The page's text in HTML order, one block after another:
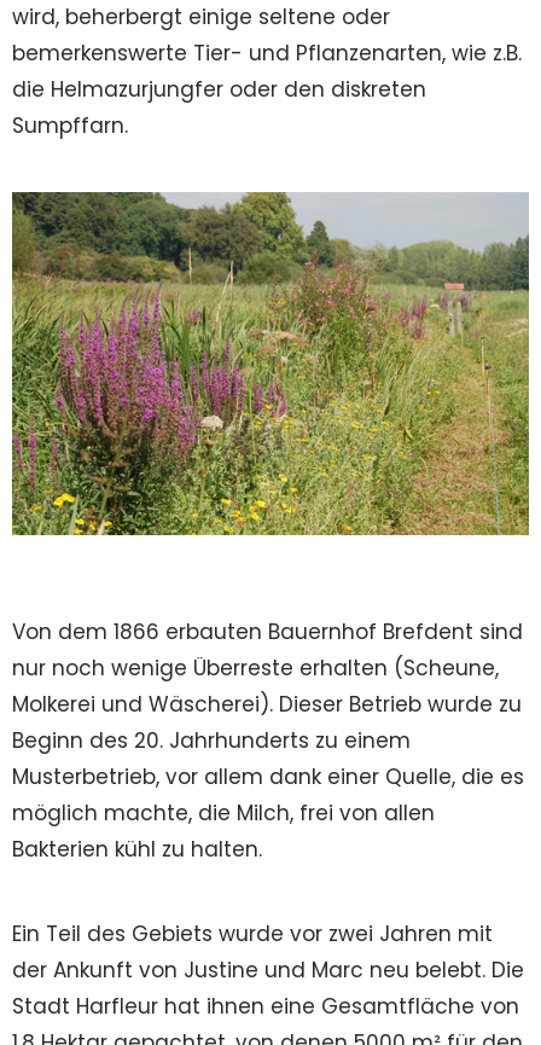
wird, beherbergt einige seltene oder
bemerkenswerte Tier- und Pflanzenarten, wie z.B.
die Helmazurjungfer oder den diskreten
Sumpffarn.
Von dem 1866 erbauten Bauernhof Brefdent sind
nur noch wenige Überreste erhalten (Scheune,
Molkerei und Wäscherei). Dieser Betrieb wurde zu
Beginn des 20. Jahrhunderts zu einem
Musterbetrieb, vor allem dank einer Quelle, die es
möglich machte, die Milch, frei von allen
Bakterien kühl zu halten.
Ein Teil des Gebiets wurde vor zwei Jahren mit
der Ankunft von Justine und Marc neu belebt. Die
Stadt Harfleur hat ihnen eine Gesamtfläche von